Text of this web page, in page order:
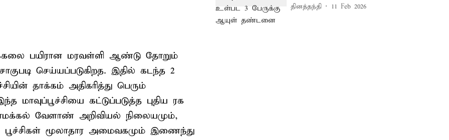
பயிரான மரவள்ளி ஆண்டு தோறும்
செய்யப்படுகிறத. இதில் கடந்த 2
தாக்கம் அதிகரித்து பெரும்
கட்டுப்படுத்த புதிய ரக
வேளாண் அறிவியல் நிலையமும்,
மூலாதார அமைவகமும் இணைந்து
தினத்தந்தி 11 Feb 2026